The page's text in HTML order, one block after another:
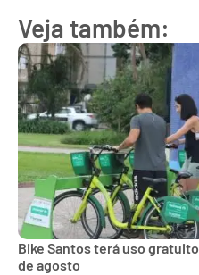
Veja também:
Bike Santos terá uso
de agosto